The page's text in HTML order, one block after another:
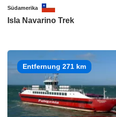
Südamerika
Isla Navarino Trek
Entfernung 271 km